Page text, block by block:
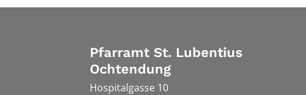
Pfarramt St. Lubentius
Ochtendung
Hospitalgasse 10